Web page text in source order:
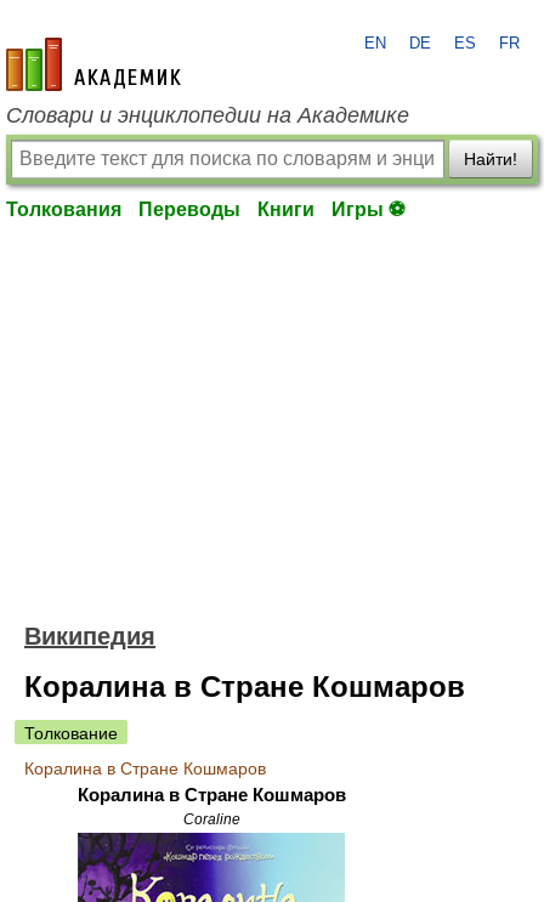
academic.ru
EN DE ES FR
Словари и энциклопедии на Академике
Найти!
Толкования Переводы Книги Игры ⚽
Википедия
Коралина в Стране Кошмаров
Толкование
Коралина в Стране Кошмаров
Коралина в Стране Кошмаров
Coraline